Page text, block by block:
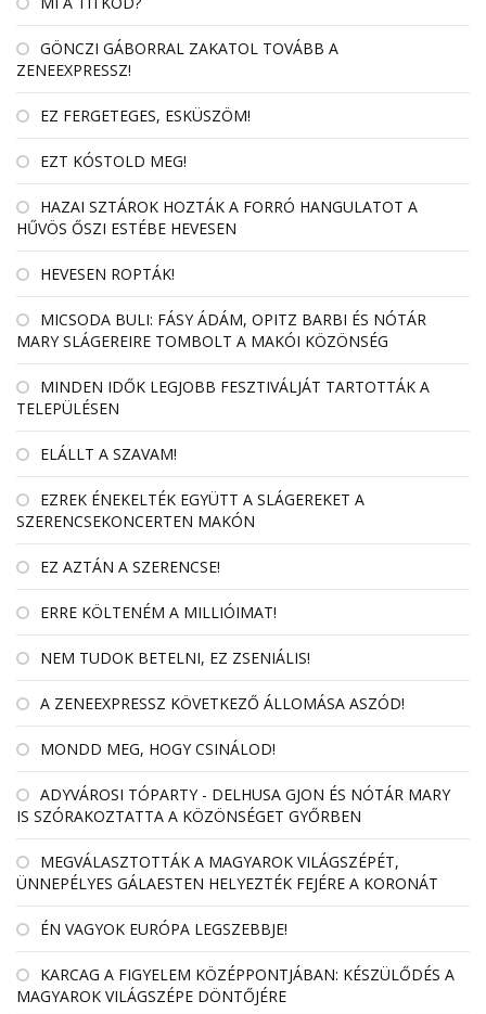
GÖNCZI GÁBORRAL ZAKATOL TOVÁBB A
ZENEEXPRESSZ!
EZ FERGETEGES, ESKÜSZÖM!
EZT KÓSTOLD MEG!
HAZAI SZTÁROK HOZTÁK A FORRÓ HANGULATOT A
HŰVÖS ŐSZI ESTÉBE HEVESEN
HEVESEN ROPTÁK!
MICSODA BULI: FÁSY ÁDÁM, OPITZ BARBI ÉS NÓTÁR
MARY SLÁGEREIRE TOMBOLT A MAKÓI KÖZÖNSÉG
MINDEN IDŐK LEGJOBB FESZTIVÁLJÁT TARTOTTÁK A
TELEPÜLÉSEN
ELÁLLT A SZAVAM!
EZREK ÉNEKELTÉK EGYÜTT A SLÁGEREKET A
SZERENCSEKONCERTEN MAKÓN
EZ AZTÁN A SZERENCSE!
ERRE KÖLTENÉM A MILLIÓIMAT!
NEM TUDOK BETELNI, EZ ZSENIÁLIS!
A ZENEEXPRESSZ KÖVETKEZŐ ÁLLOMÁSA ASZÓD!
MONDD MEG, HOGY CSINÁLOD!
ADYVÁROSI TÓPARTY - DELHUSA GJON ÉS NÓTÁR MARY
IS SZÓRAKOZTATTA A KÖZÖNSÉGET GYŐRBEN
MEGVÁLASZTOTTÁK A MAGYAROK VILÁGSZÉPÉT,
ÜNNEPÉLYES GÁLAESTEN HELYEZTÉK FEJÉRE A KORONÁT
ÉN VAGYOK EURÓPA LEGSZEBBJE!
KARCAG A FIGYELEM KÖZÉPPONTJÁBAN: KÉSZÜLŐDÉS A
MAGYAROK VILÁGSZÉPE DÖNTŐJÉRE